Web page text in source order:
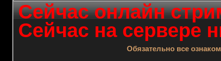
Сейчас онлайн
Сейчас на сервере
Обязательно все